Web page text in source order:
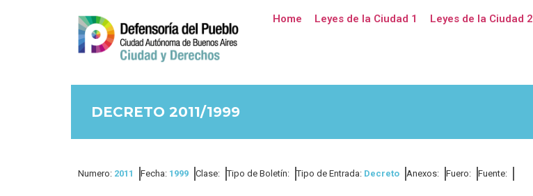
Home Leyes de la Ciudad 1 Leyes de la Ciudad 2
DECRETO 2011/1999
Numero: 2011 Fecha: 1999 Clase: Tipo de Boletín: Tipo de Entrada: Decreto Anexos: Fuero: Fuente: